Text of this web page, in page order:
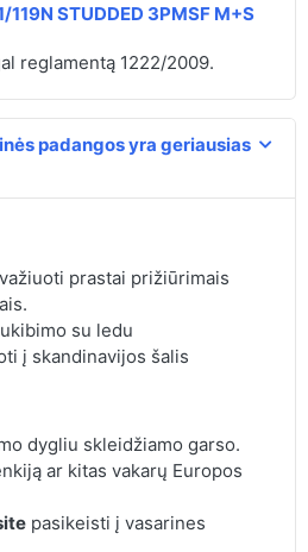
119N STUDDED 3PMSF M+S
reglamentą 1222/2009.
padangos yra geriausias
prastai prižiūrimais
su ledu
į skandinavijos šalis
dygliu skleidžiamo garso.
ar kitas vakarų Europos
pasikeisti į vasarines